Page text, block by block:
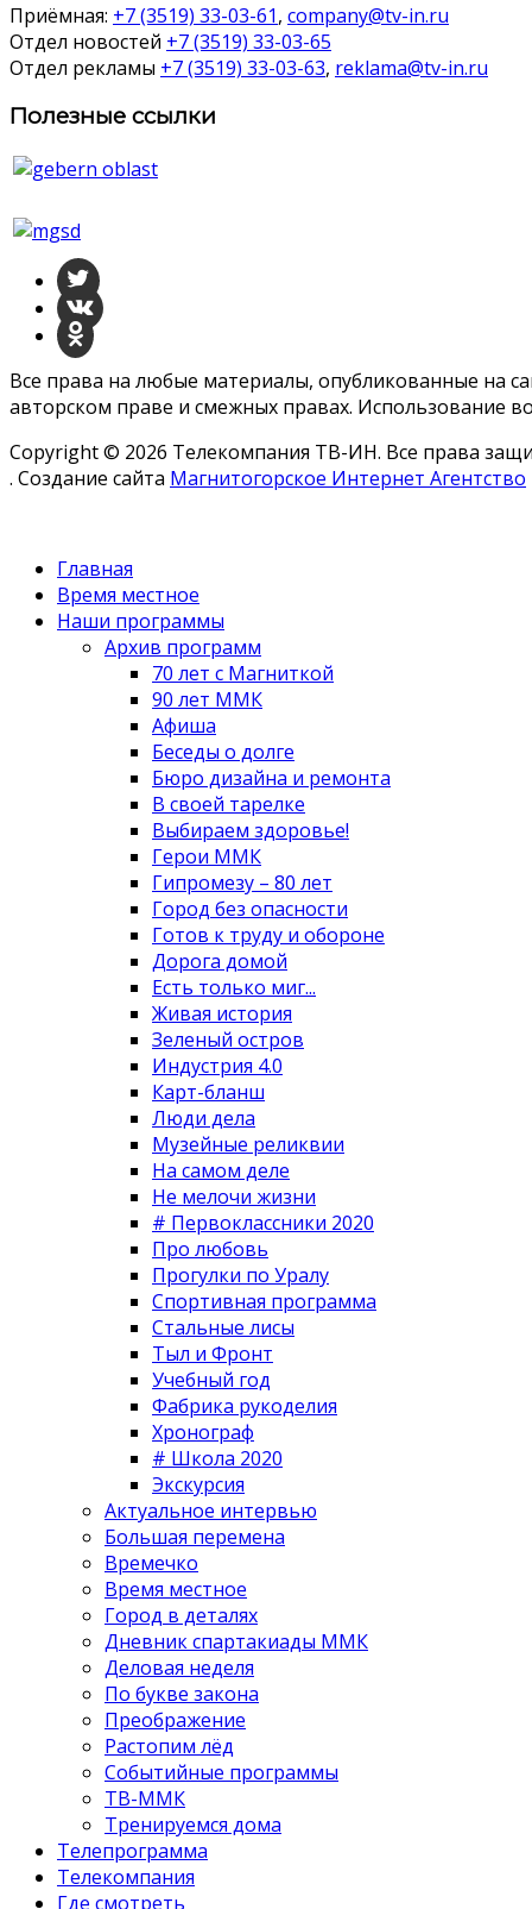
Приёмная: +7 (3519) 33-03-61, company@tv-in.ru
Отдел новостей +7 (3519) 33-03-65
Отдел рекламы +7 (3519) 33-03-63, reklama@tv-in.ru
Полезные ссылки
Все права на любые материалы, опубликованные на
авторском праве и смежных правах. Использование
Copyright © 2026 Телекомпания ТВ-ИН. Все права
. Создание сайта Магнитогорское Интернет Агентство
Главная
Время местное
Наши программы
Архив программ
70 лет с Магниткой
90 лет ММК
Афиша
Беседы о долге
Бюро дизайна и ремонта
В своей тарелке
Выбираем здоровье!
Герои ММК
Гипромезу – 80 лет
Город без опасности
Готов к труду и обороне
Дорога домой
Есть только миг...
Живая история
Зеленый остров
Индустрия 4.0
Карт-бланш
Люди дела
Музейные реликвии
На самом деле
Не мелочи жизни
# Первоклассники 2020
Про любовь
Прогулки по Уралу
Спортивная программа
Стальные лисы
Тыл и Фронт
Учебный год
Фабрика рукоделия
Хронограф
# Школа 2020
Экскурсия
Актуальное интервью
Большая перемена
Времечко
Время местное
Город в деталях
Дневник спартакиады ММК
Деловая неделя
По букве закона
Преображение
Растопим лёд
Событийные программы
ТВ-ММК
Тренируемся дома
Телепрограмма
Телекомпания
Где смотреть